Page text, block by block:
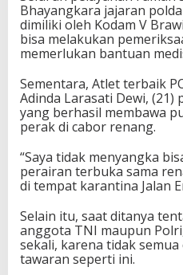
Bhayangkara jajaran
dimiliki oleh Kodam V
bisa melakukan
memerlukan bantuan
Sementara, Atlet terbaik
Adinda Larasati Dewi,
yang berhasil membawa
perak di cabor renang.
“Saya tidak menyangka
perairan terbuka sama
di tempat karantina Jalan
Selain itu, saat ditanya
anggota TNI maupun
sekali, karena tidak
tawaran seperti ini.